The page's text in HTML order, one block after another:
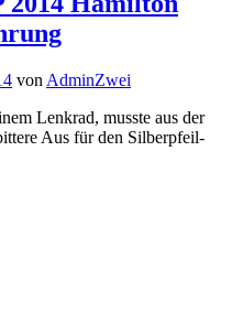
von AdminZwei
Lenkrad, musste aus der
Aus für den Silberpfeil-